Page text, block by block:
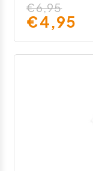
€6,95
€4,95